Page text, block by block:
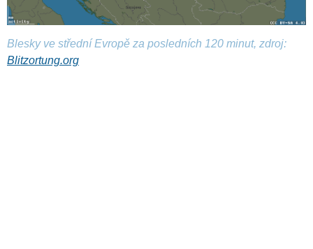
Blesky ve střední Evropě za posledních 120 minut, zdroj:
Blitzortung.org